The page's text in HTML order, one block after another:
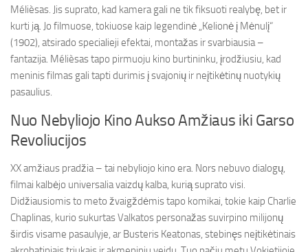
Mélièsas. Jis suprato, kad kamera gali ne tik fiksuoti realybę, bet ir
kurti ją. Jo filmuose, tokiuose kaip legendinė „Kelionė į Mėnulį“
(1902), atsirado specialieji efektai, montažas ir svarbiausia –
fantazija. Mélièsas tapo pirmuoju kino burtininku, įrodžiusiu, kad
meninis filmas gali tapti durimis į svajonių ir neįtikėtinų nuotykių
pasaulius.
Nuo Nebyliojo Kino Aukso Amžiaus iki Garso
Revoliucijos
XX amžiaus pradžia – tai nebyliojo kino era. Nors nebuvo dialogų,
filmai kalbėjo universalia vaizdų kalba, kurią suprato visi.
Didžiausiomis to meto žvaigždėmis tapo komikai, tokie kaip Charlie
Chaplinas, kurio sukurtas Valkatos personažas suvirpino milijonų
širdis visame pasaulyje, ar Busteris Keatonas, stebinęs neįtikėtinais